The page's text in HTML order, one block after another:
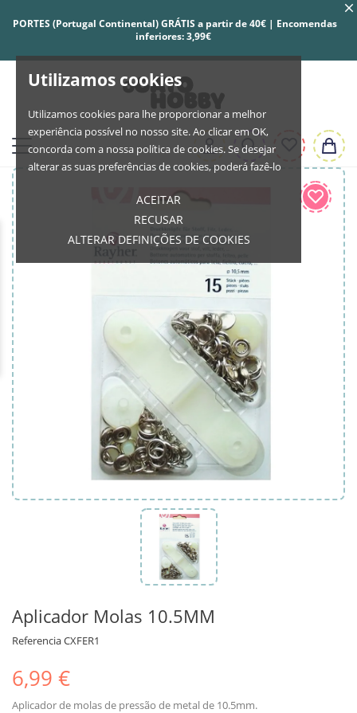
Utilizamos cookies
Utilizamos cookies para lhe proporcionar a melhor
experiência possível no nosso site. Ao clicar em OK,
concorda com a nossa política de cookies. Se desejar
alterar as suas preferências de cookies, poderá fazê-lo
ACEITAR
RECUSAR
ALTERAR DEFINIÇÕES DE COOKIES
PORTES (Portugal Continental) GRÁTIS a partir de 40€ | Encomendas
inferiores: 3,99€
Aplicador Molas 10.5MM
ReferenciaCXFER1
6,99 €
Aplicador de molas de pressão de metal de 10.5mm.